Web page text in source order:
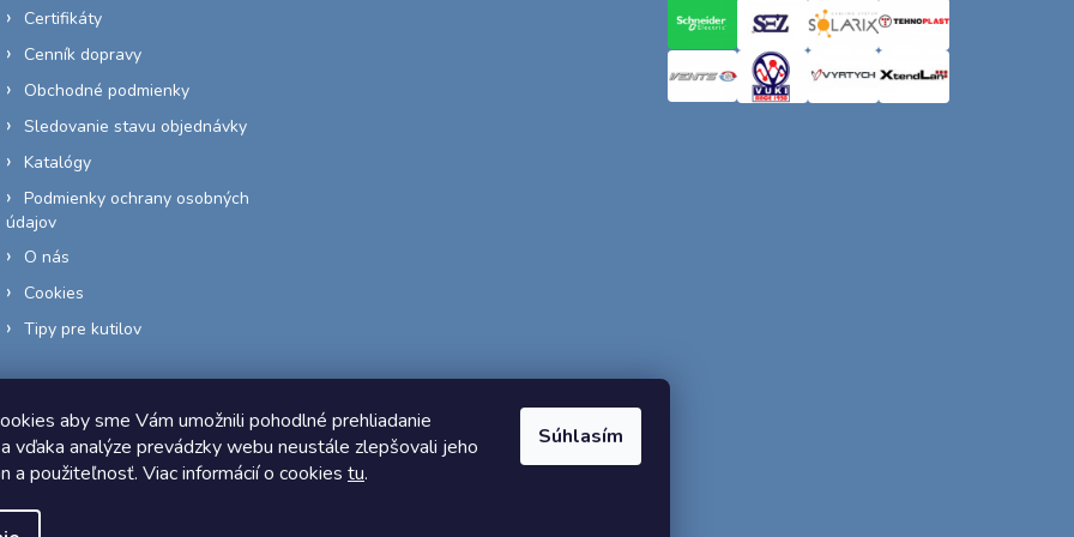
aby sme Vám umožnili pohodlné prehliadanie
vďaka analýze prevádzky webu neustále zlepšovali jeho
a použiteľnosť. Viac informácií o cookies tu.
Súhlasím
Certifikáty
Cenník dopravy
Obchodné podmienky
Sledovanie stavu objednávky
Katalógy
Podmienky ochrany osobných
údajov
O nás
Cookies
Tipy pre kutilov
Copyright 2026 Elektro-siete.sk . Všetky práva vyhradené.